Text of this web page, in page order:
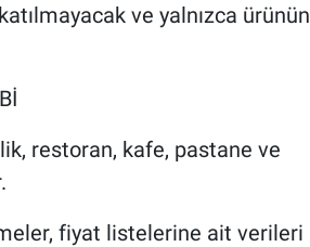
ve yalnızca ürünün
restoran, kafe, pastane ve
fiyat listelerine ait verileri